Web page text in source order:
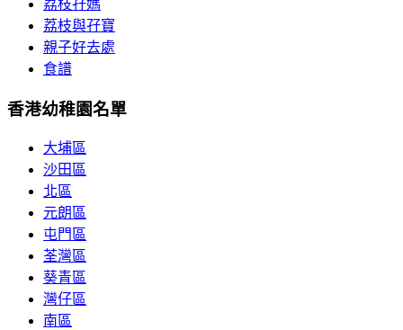
荔枝孖媽
荔枝與孖寶
親子好去處
食譜
香港幼稚園名單
大埔區
沙田區
北區
元朗區
屯門區
荃灣區
葵青區
灣仔區
南區